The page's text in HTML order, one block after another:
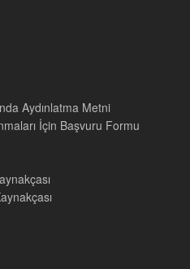
Aydınlatma Metni
İçin Başvuru Formu